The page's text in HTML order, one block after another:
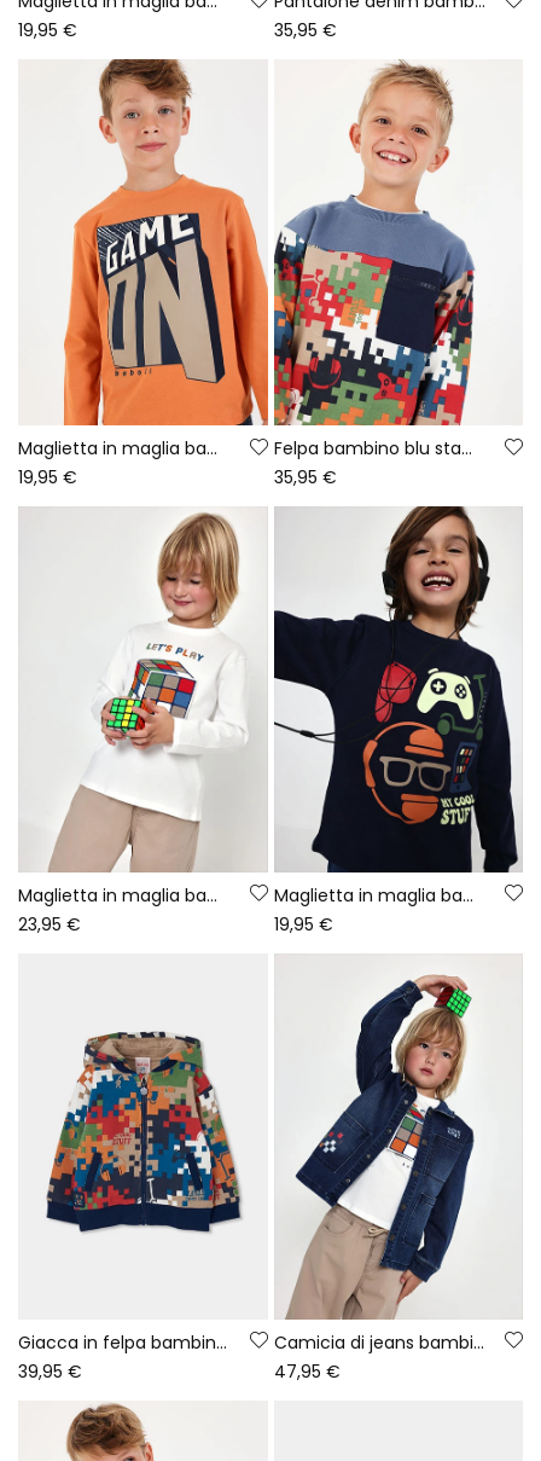
19,95 €
35,95 €
Maglietta in maglia bambino arancione stampa Game On
19,95 €
Felpa bambino blu stampa pixel
35,95 €
Maglietta in maglia bambino bianca con stampa cubo di Rubik
23,95 €
Maglietta in maglia bambino blu navy stampa gaming
19,95 €
Giacca in felpa bambino stampa pixel multicolore
39,95 €
Camicia di jeans bambino blu Game On
47,95 €